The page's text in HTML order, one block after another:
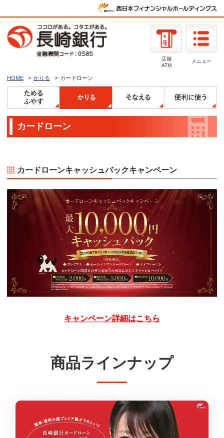
店舗
ATM
メニュー
HOME かりる カードローン
カードローン
カードローンキャッシュバックキャンペーン
キャンペーン詳細はこちら
商品ラインナップ